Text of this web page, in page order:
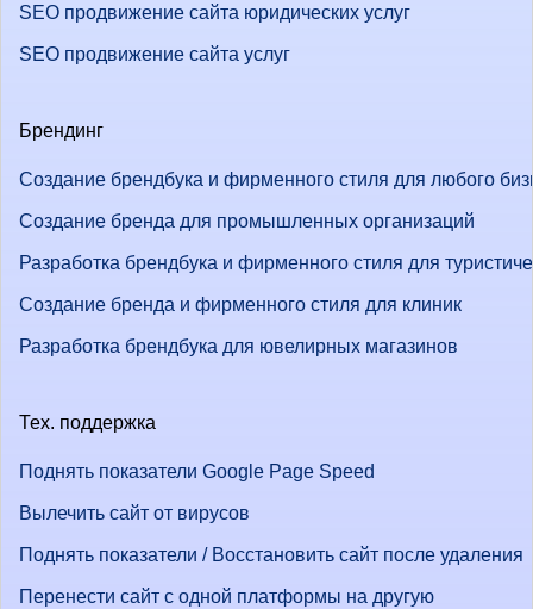
SEO продвижение сайта юридических услуг
SEO продвижение сайта услуг
Брендинг
Создание брендбука и фирменного стиля для любого
Создание бренда для промышленных организаций
Разработка брендбука и фирменного стиля для
Создание бренда и фирменного стиля для клиник
Разработка брендбука для ювелирных магазинов
Тех. поддержка
Поднять показатели Google Page Speed
Вылечить сайт от вирусов
Поднять показатели / Восстановить сайт после удаления
Перенести сайт с одной платформы на другую